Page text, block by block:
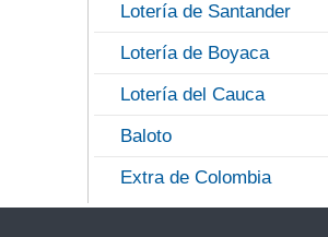
Lotería de Santander
Lotería de Boyaca
Lotería del Cauca
Baloto
Extra de Colombia